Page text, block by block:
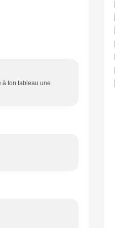
à ton tableau une